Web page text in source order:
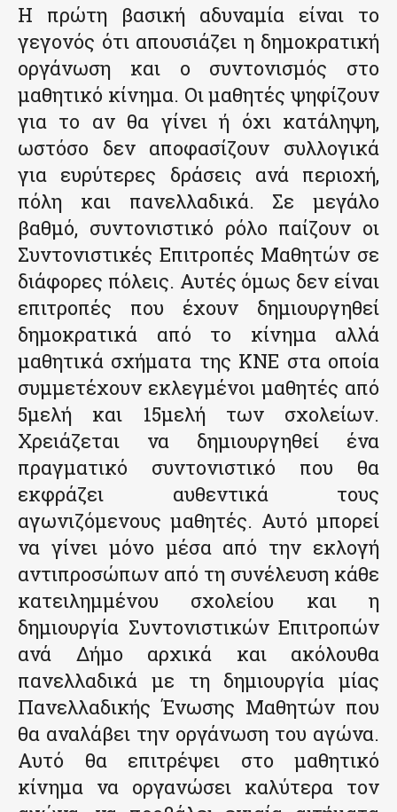
Η πρώτη βασική αδυναμία είναι το
γεγονός ότι απουσιάζει η δημοκρατική
οργάνωση και ο συντονισμός στο
μαθητικό κίνημα. Οι μαθητές ψηφίζουν
για το αν θα γίνει ή όχι κατάληψη,
ωστόσο δεν αποφασίζουν συλλογικά
για ευρύτερες δράσεις ανά περιοχή,
πόλη και πανελλαδικά. Σε μεγάλο
βαθμό, συντονιστικό ρόλο παίζουν οι
Συντονιστικές Επιτροπές Μαθητών σε
διάφορες πόλεις. Αυτές όμως δεν είναι
επιτροπές που έχουν δημιουργηθεί
δημοκρατικά από το κίνημα αλλά
μαθητικά σχήματα της ΚΝΕ στα οποία
συμμετέχουν εκλεγμένοι μαθητές από
5μελή και 15μελή των σχολείων.
Χρειάζεται να δημιουργηθεί ένα
πραγματικό συντονιστικό που θα
εκφράζει αυθεντικά τους
αγωνιζόμενους μαθητές. Αυτό μπορεί
να γίνει μόνο μέσα από την εκλογή
αντιπροσώπων από τη συνέλευση κάθε
κατειλημμένου σχολείου και η
δημιουργία Συντονιστικών Επιτροπών
ανά Δήμο αρχικά και ακόλουθα
πανελλαδικά με τη δημιουργία μίας
Πανελλαδικής Ένωσης Μαθητών που
θα αναλάβει την οργάνωση του αγώνα.
Αυτό θα επιτρέψει στο μαθητικό
κίνημα να οργανώσει καλύτερα τον